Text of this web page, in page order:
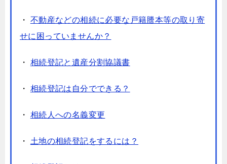
・ 不動産などの相続に必要な戸籍謄本等の取り寄
せに困っていませんか？
・ 相続登記と遺産分割協議書
・ 相続登記は自分でできる？
・ 相続人への名義変更
・ 土地の相続登記をするには？